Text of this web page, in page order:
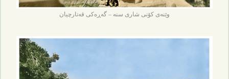
وێنەی کۆنی شاری سنە – گەڕەکی قەتارچیان